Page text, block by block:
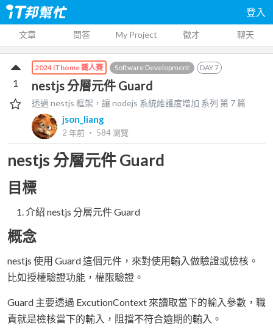
登入
文章 問答 My Project 徵才 聊天
2024 iThome 鐵人賽 Software Development DAY7
nestjs 分層元件 Guard
透過 nestjs 框架，讓 nodejs 系統維護度增加 系列 第 7 篇
json_liang
2 年前 ‧ 584瀏覽
1
nestjs 分層元件 Guard
目標
介紹 nestjs 分層元件 Guard
概念
nestjs 使用 Guard 這個元件，來對使用輸入做驗證或檢核。
比如授權驗證功能，權限驗證。
Guard 主要透過 ExcutionContext 來讀取當下的輸入參數，職
責就是檢核當下的輸入，阻擋不符合逾期的輸入。